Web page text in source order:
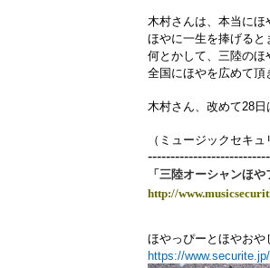
木村さんは、本当にほ
ほやに一生を捧げると
何とかして、三陸のほ
全国にほやを広めて頂
木村さん、改めて28日
（ミュージックセキュ
「三陸オーシャンほ
http://
ほやっぴーとほやおや
https://